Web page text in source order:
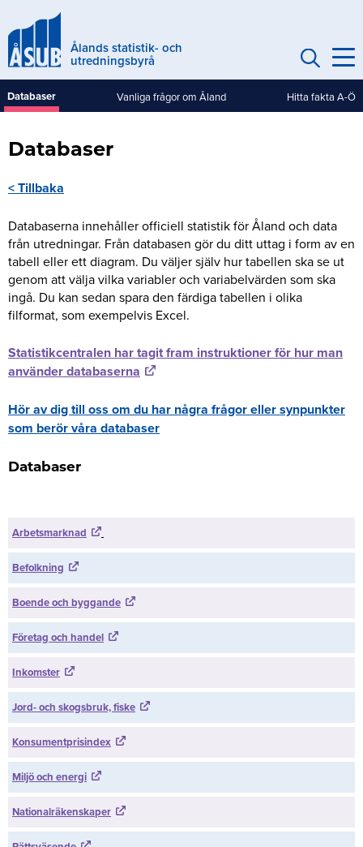
till
huvudinnehållÅlands statistik- och
utredningsbyrå
Genvägar
Databaser Vanliga frågor om Åland Hitta fakta A-Ö
Databaser
< Tillbaka
Databaserna innehåller officiell statistik för Åland och data
från utredningar. Från databasen gör du ditt uttag i form av en
tabell eller ett diagram. Du väljer själv hur tabellen ska se ut
genom att välja vilka variabler och variabelvärden som ska
ingå. Du kan sedan spara den färdiga tabellen i olika
filformat, som exempelvis Excel.
Statistikcentralen har tagit fram instruktioner för hur man
använder databaserna
Hör av dig till oss om du har några frågor eller synpunkter
som berör våra databaser
Databaser
Arbetsmarknad
Befolkning
Boende och byggande
Företag och handel
Inkomster
Jord- och skogsbruk, fiske
Konsumentprisindex
Miljö och energi
Nationalräkenskaper